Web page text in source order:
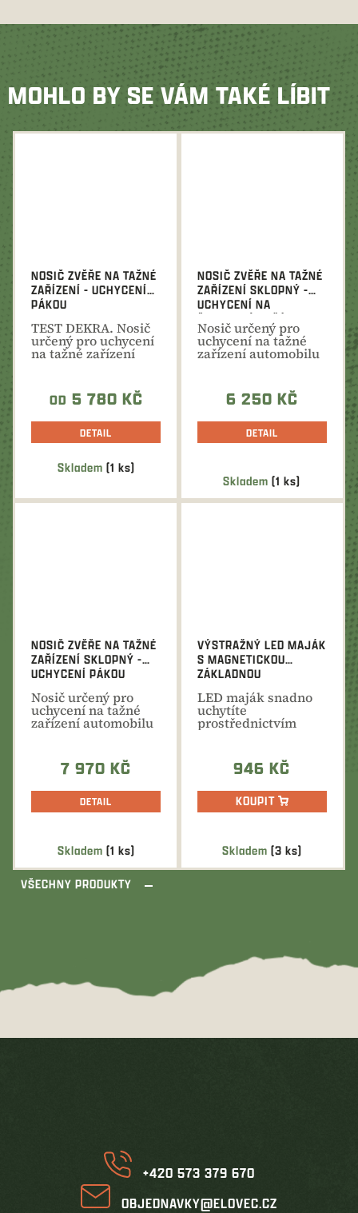
MOHLO BY SE VÁM TAKÉ LÍBIT
Průměrné
produktu
Skladem (1 ks)
NOSIČ ZVĚŘE NA TAŽNÉ
ZAŘÍZENÍ - UCHYCENÍ
PÁKOU
TEST DEKRA. Nosič
určený pro uchycení
na tažné zařízení
OD 5 780 KČ
DETAIL
Skladem(1 ks)
NOSIČ ZVĚŘE NA TAŽNÉ
ZAŘÍZENÍ SKLOPNÝ -
UCHYCENÍ NA
ŠROUBOVÝ DRŽÁK
Nosič určený pro
uchycení na tažné
zařízení automobilu
6 250 KČ
DETAIL
Skladem (1 ks)
NOSIČ ZVĚŘE NA TAŽNÉ
ZAŘÍZENÍ SKLOPNÝ -
UCHYCENÍ PÁKOU
Nosič určený pro
uchycení na tažné
zařízení automobilu
7 970 KČ
DETAIL
Skladem (3 ks)
VÝSTRAŽNÝ LED MAJÁK
S MAGNETICKOU
ZÁKLADNOU
LED maják snadno
uchytíte
prostřednictvím
magnetu na střechu
946 KČ
KOUPIT
VŠECHNY PRODUKTY
+420 573 379 670
OBJEDNAVKY@ELOVEC.CZ